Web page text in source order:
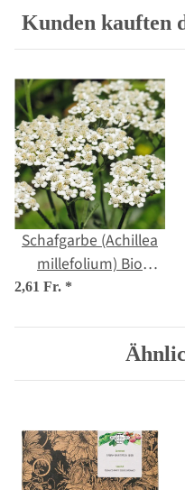
Kunden kauften
Schafgarbe (Achillea
millefolium) Bio
Saatgut
2,61 Fr. *